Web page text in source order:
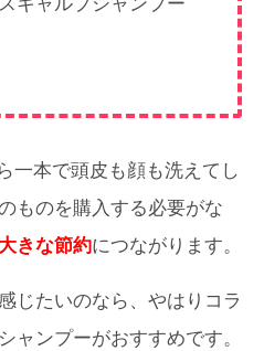
一本で頭皮も顔も洗えてし
ものを購入する必要がな
きな節約につながります。
じたいのなら、やはりコラ
ャンプーがおすすめです。